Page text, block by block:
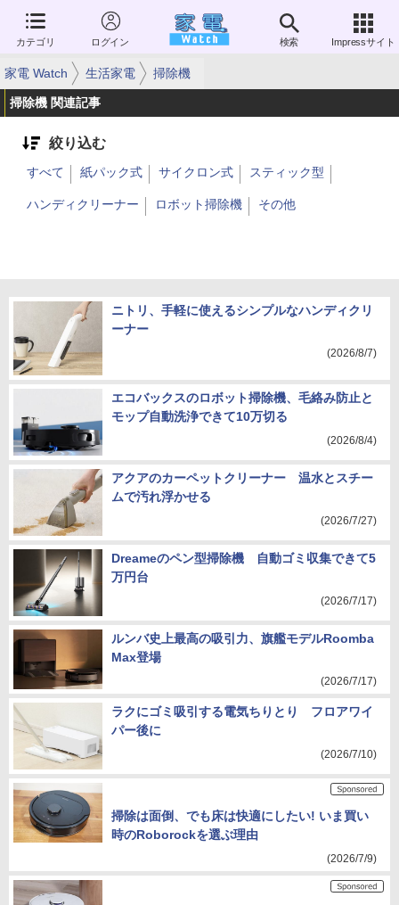
カテゴリ ログイン 検索 Impressサイト
家電 Watch 生活家電 掃除機
掃除機 関連記事
絞り込む
すべて 紙パック式 サイクロン式 スティック型
ハンディクリーナー ロボット掃除機 その他
ニトリ、手軽に使えるシンプルなハンディクリ
ーナー
(2026/8/7)
エコバックスのロボット掃除機、毛絡み防止と
モップ自動洗浄できて10万切る
(2026/8/4)
アクアのカーペットクリーナー 温水とスチー
ムで汚れ浮かせる
(2026/7/27)
Dreameのペン型掃除機 自動ゴミ収集できて5
万円台
(2026/7/17)
ルンバ史上最高の吸引力、旗艦モデルRoomba
Max登場
(2026/7/17)
ラクにゴミ吸引する電気ちりとり フロアワイ
パー後に
(2026/7/10)
掃除は面倒、でも床は快適にしたい! いま買い
時のRoborockを選ぶ理由
(2026/7/9)